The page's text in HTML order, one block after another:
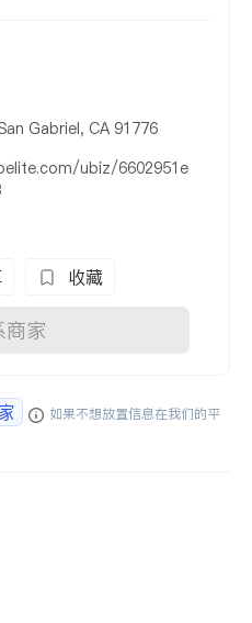
Gabriel, CA 91776
ubiz/6602951e
收藏
商家
如果不想放置信息在我们的平